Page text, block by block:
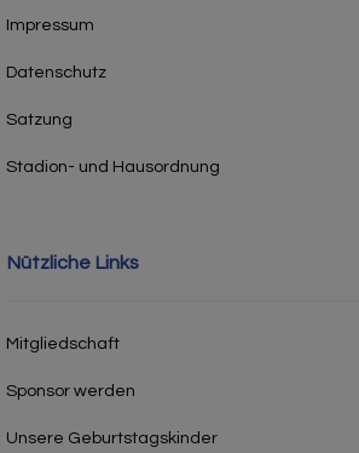
Impressum
Datenschutz
Satzung
Stadion- und Hausordnung
Nützliche Links
Mitgliedschaft
Sponsor werden
Unsere Geburtstagskinder